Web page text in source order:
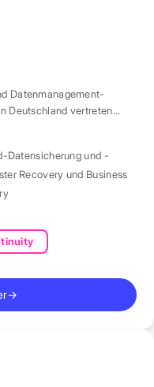
Datenmanagement-
Deutschland vertreten
Datensicherung und -
Recovery und Business
→